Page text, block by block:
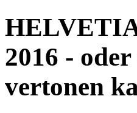
2016 -
vertonen